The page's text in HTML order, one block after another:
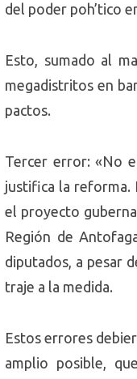
del poder poh’tico
Esto, sumado al
megadistritos en
pactos.
Tercer error: «No
justifica la reforma.
el proyecto
Región de
diputados, a pesar
traje a la medida.
Estos errores
amplio posible,